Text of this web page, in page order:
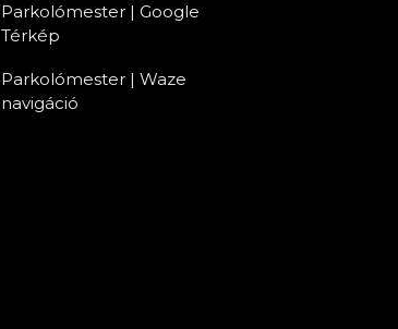
Parkolómester | Google
Térkép
Parkolómester | Waze
navigáció